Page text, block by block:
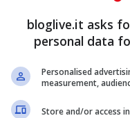
i prodotti
spazio “Corte
che vengono
teatrali
di spettacolo
bloglive.it asks
personal data
Personalised
measurement,
Store and/or access